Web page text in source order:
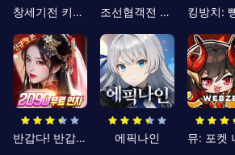
창세기전 키우기 조선협객전 클래식
반갑다! 반갑삼국지 에픽나인